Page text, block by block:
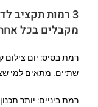
3 רמות תקציב
מקבלים בכל
רמת בסיס: יום צילום
שתיים. מתאים למי